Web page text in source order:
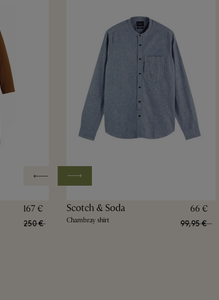
167 €
250 €
Scotch & Soda
Chambray shirt
66 €
99,95 €